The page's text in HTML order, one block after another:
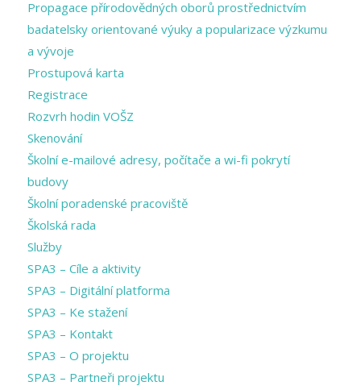
Propagace přírodovědných oborů prostřednictvím
badatelsky orientované výuky a popularizace výzkumu
a vývoje
Prostupová karta
Registrace
Rozvrh hodin VOŠZ
Skenování
Školní e-mailové adresy, počítače a wi-fi pokrytí
budovy
Školní poradenské pracoviště
Školská rada
Služby
SPA3 – Cíle a aktivity
SPA3 – Digitální platforma
SPA3 – Ke stažení
SPA3 – Kontakt
SPA3 – O projektu
SPA3 – Partneři projektu